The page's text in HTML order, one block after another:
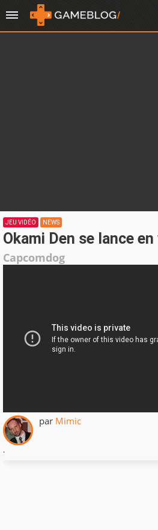
JEU VIDÉO NEWS
Okami Den se lance
Capcomdog
par Mimic
.